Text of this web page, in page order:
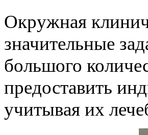
Окружная
значительные
большого
предоставить
учитывая их